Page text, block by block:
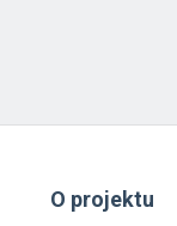
O projektu